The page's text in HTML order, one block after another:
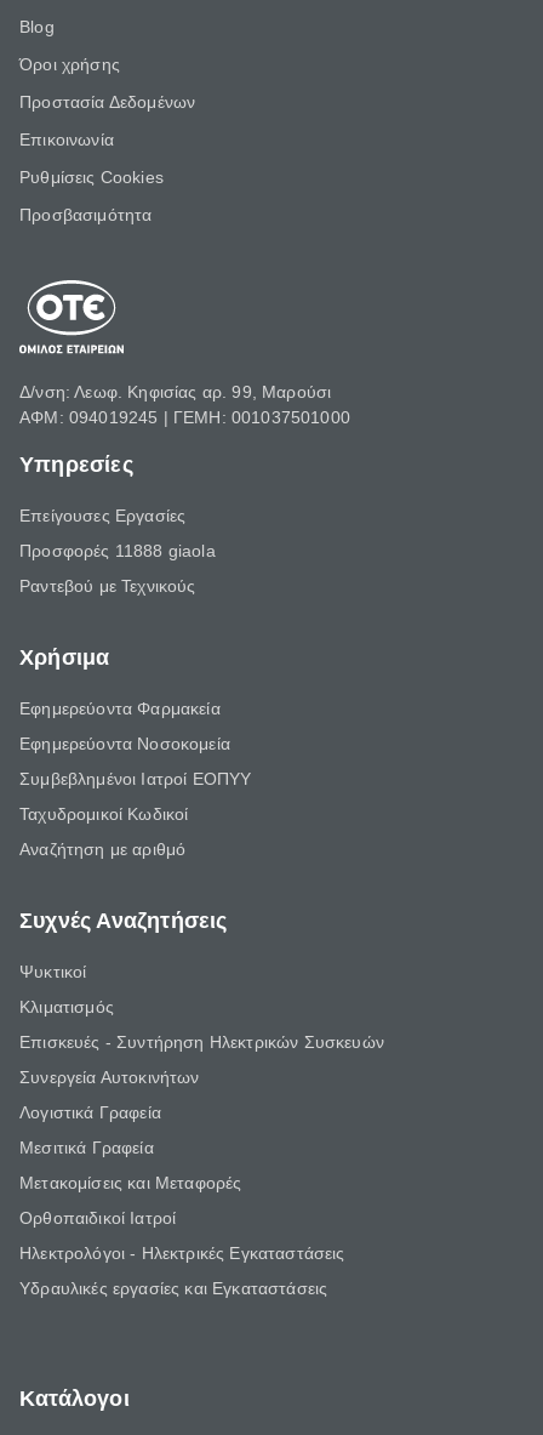
Blog
Όροι χρήσης
Προστασία Δεδομένων
Επικοινωνία
Ρυθμίσεις Cookies
Προσβασιμότητα
Δ/νση: Λεωφ. Κηφισίας αρ. 99, Μαρούσι
ΑΦΜ: 094019245 | ΓΕΜΗ: 001037501000
Υπηρεσίες
Επείγουσες Εργασίες
Προσφορές 11888 giaola
Ραντεβού με Τεχνικούς
Χρήσιμα
Εφημερεύοντα Φαρμακεία
Εφημερεύοντα Νοσοκομεία
Συμβεβλημένοι Ιατροί ΕΟΠΥΥ
Ταχυδρομικοί Κωδικοί
Αναζήτηση με αριθμό
Συχνές Αναζητήσεις
Ψυκτικοί
Κλιματισμός
Επισκευές - Συντήρηση Ηλεκτρικών Συσκευών
Συνεργεία Αυτοκινήτων
Λογιστικά Γραφεία
Μεσιτικά Γραφεία
Μετακομίσεις και Μεταφορές
Ορθοπαιδικοί Ιατροί
Ηλεκτρολόγοι - Ηλεκτρικές Εγκαταστάσεις
Υδραυλικές εργασίες και Εγκαταστάσεις
Κατάλογοι